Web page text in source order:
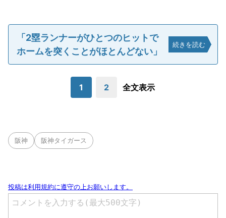
「2塁ランナーがひとつのヒットで
ホームを突くことがほとんどない」
続きを読む
1 2 全文表示
阪神 阪神タイガース